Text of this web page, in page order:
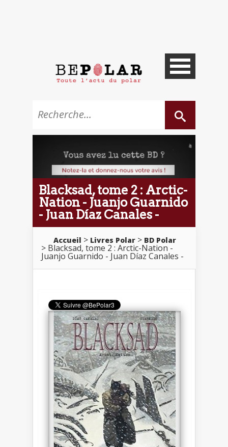
Blacksad, tome 2 : Arctic-
Nation - Juanjo Guarnido
- Juan Díaz Canales -
Accueil Livres Polar BD Polar
Blacksad, tome 2 : Arctic-Nation -
Juanjo Guarnido - Juan Díaz Canales -